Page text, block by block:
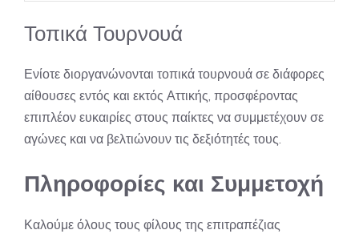
Τοπικά Τουρνουά
Ενίοτε διοργανώνονται τοπικά τουρνουά σε διάφορες
αίθουσες εντός και εκτός Αττικής, προσφέροντας
επιπλέον ευκαιρίες στους παίκτες να συμμετέχουν σε
αγώνες και να βελτιώνουν τις δεξιότητές τους.
Πληροφορίες και Συμμετοχή
Καλούμε όλους τους φίλους της επιτραπέζιας